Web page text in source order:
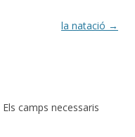
la natació →
Els camps necessaris